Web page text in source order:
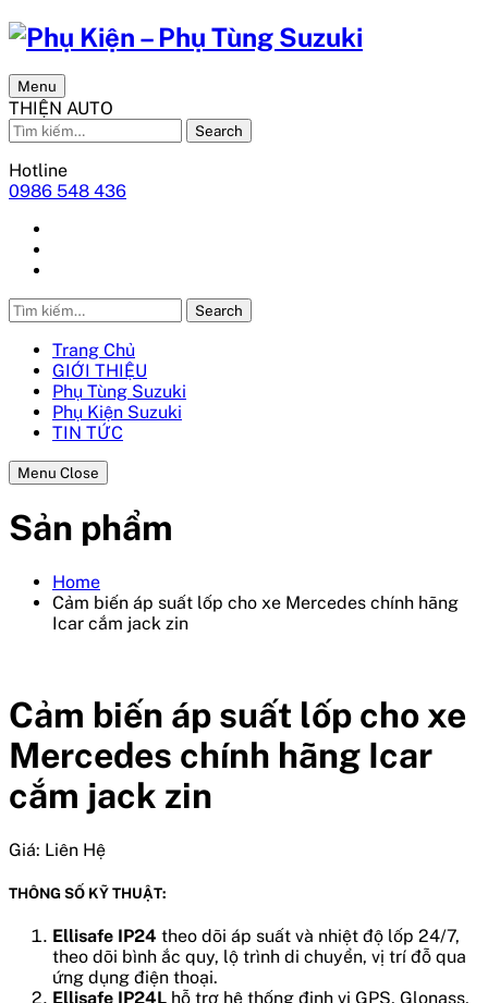
Menu
THIỆN AUTO
Search
Hotline
0986 548 436
Search
Trang Chủ
GIỚI THIỆU
Phụ Tùng Suzuki
Phụ Kiện Suzuki
TIN TỨC
Menu Close
Sản phẩm
Home
Cảm biến áp suất lốp cho xe Mercedes chính hãng
Icar cắm jack zin
Cảm biến áp suất lốp cho xe
Mercedes chính hãng Icar
cắm jack zin
Giá: Liên Hệ
THÔNG SỐ KỸ THUẬT:
Ellisafe IP24 theo dõi áp suất và nhiệt độ lốp 24/7,
theo dõi bình ắc quy, lộ trình di chuyển, vị trí đỗ qua
ứng dụng điện thoại.
Ellisafe IP24L hỗ trợ hệ thống định vị GPS, Glonass,